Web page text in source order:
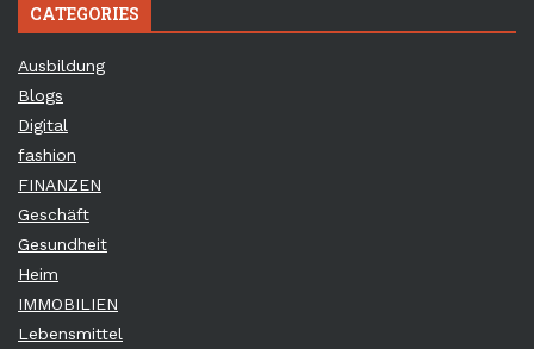
CATEGORIES
Ausbildung
Blogs
Digital
fashion
FINANZEN
Geschäft
Gesundheit
Heim
IMMOBILIEN
Lebensmittel